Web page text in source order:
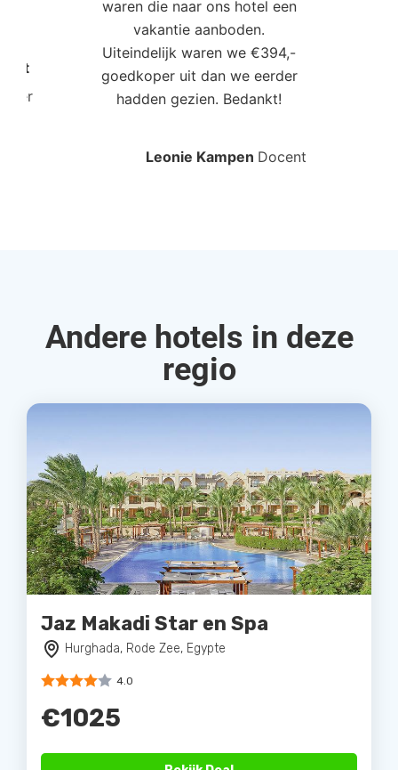
waren die naar ons hotel een
vakantie aanboden.
Uiteindelijk waren we €394,-
goedkoper uit dan we eerder
hadden gezien. Bedankt!
Leonie Kampen Docent
Andere hotels in deze
regio
Jaz Makadi Star en Spa
Hurghada, Rode Zee, Egypte
4.0
€1025